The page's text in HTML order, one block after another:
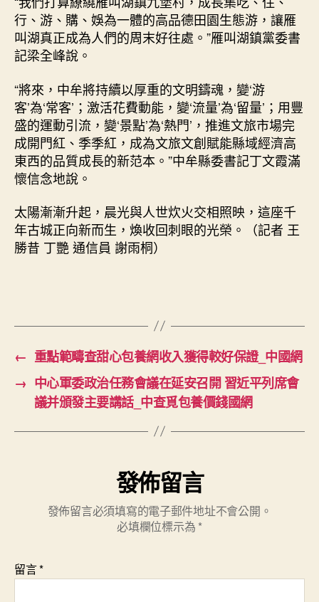
行、游、購、娛為一體的高品德田園生態游，讓雁
叫湖真正成為人們的周末好往處。”雁叫湖鎮黨委書
記梁全峰說。
“將來，中牟將持續以厚重的文明鑄魂，變‘游
客’為‘常客’；激活花費動能，變‘流量’為‘留量’；用豐
盛的運動引流，變‘景點’為‘熱門’，推進文旅市場完
成開門紅、季季紅，成為文旅文創賦能縣域經濟高
東西的品質成長的新范本。”中牟縣委書記丁文霞滿
懷信念地說。
太陽漸漸升起，晨光與人世炊火交相照映，這座千
年古城正向新而生，煥收回刺眼的光榮。（記者 王
勝昔 丁艷 通信員 謝雨桐）
← 重點範疇查甜心包養網收入獲得較好保證_中國網
→ 中心軍委政治任務會議在延安召開 習近平列席會
議并頒發主要講話_中查覓包養價錢國網
發佈留言
發佈留言必須填寫的電子郵件地址不會公開。
必填欄位標示為 *
留言*